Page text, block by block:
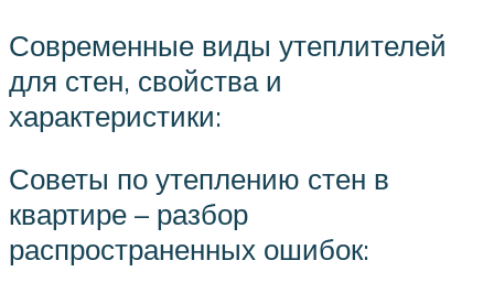
Современные виды утеплителей
для стен, свойства и
характеристики:
Советы по утеплению стен в
квартире – разбор
распространенных ошибок: